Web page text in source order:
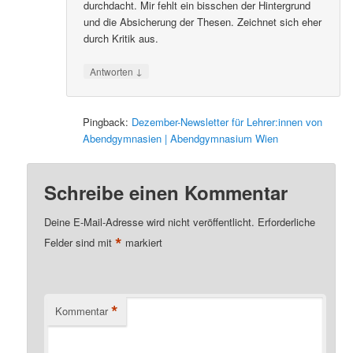
durchdacht. Mir fehlt ein bisschen der Hintergrund
und die Absicherung der Thesen. Zeichnet sich eher
durch Kritik aus.
Antworten ↓
Pingback: Dezember-Newsletter für Lehrer:innen von
Abendgymnasien | Abendgymnasium Wien
Schreibe einen Kommentar
Deine E-Mail-Adresse wird nicht veröffentlicht. Erforderliche
Felder sind mit* markiert
Kommentar *